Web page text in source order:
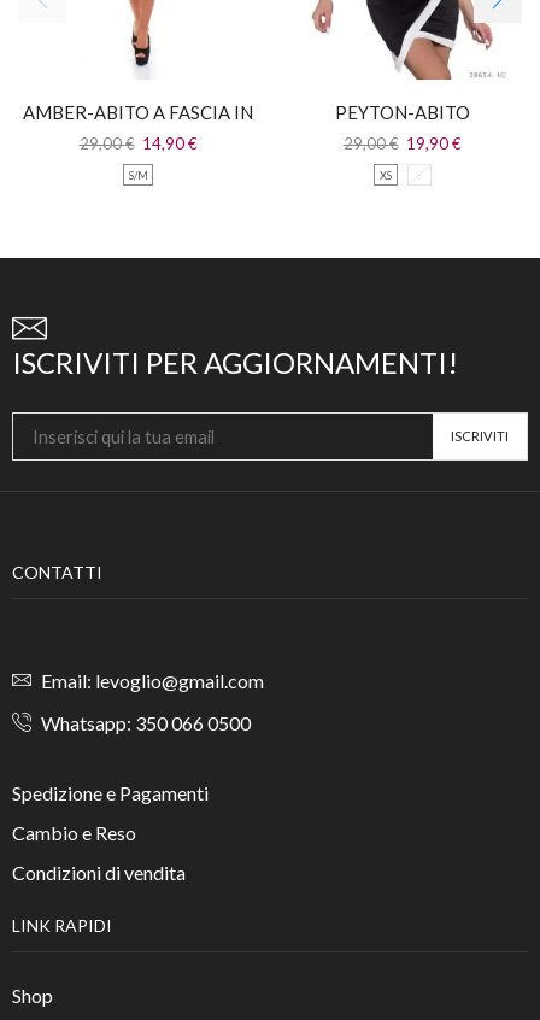
AMBER-ABITO A FASCIA IN
PIZZO CON CODA IN
CHIFFON
29,00€ 14,90€
S/M
PEYTON-ABITO
ASIMMETRICO
GIROMANICA
29,00€ 19,90€
XS S
ISCRIVITI PER AGGIORNAMENTI!
CONTATTI
Email: levoglio@gmail.com
Whatsapp: 350 066 0500
Spedizione e Pagamenti
Cambio e Reso
Condizioni di vendita
LINK RAPIDI
Shop